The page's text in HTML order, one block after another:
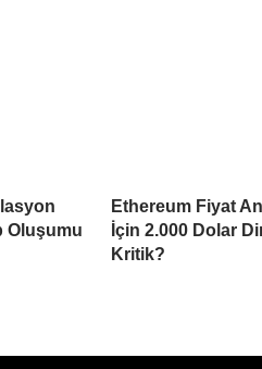
Oluşumu
Ethereum Fiyat
İçin 2.000 Dolar
Kritik?